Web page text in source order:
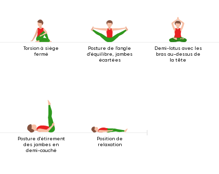
Torsion à siège
fermé
Posture de l'angle
d'équilibre, jambes
écartées
Demi-lotus avec les
bras au-dessus de
la tête
Posture d'étirement
des jambes en
demi-couché
Position de
relaxation